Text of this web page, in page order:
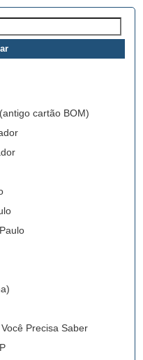
cartão BOM)
Precisa Saber